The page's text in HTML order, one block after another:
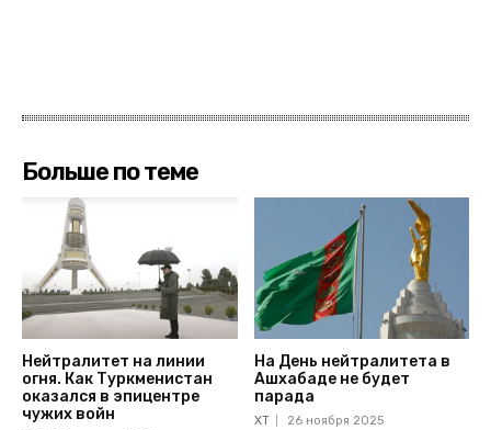
Больше по теме
Нейтралитет на линии
огня. Как Туркменистан
оказался в эпицентре
чужих войн
На День нейтралитета в
Ашхабаде не будет
парада
ХТ 26 ноября 2025